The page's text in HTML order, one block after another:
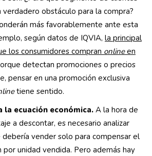
verdadero obstáculo para la compra?
más favorablemente ante esta
según datos de IQVIA, la principal
los consumidores compran onlineen
detectan promociones o precios
pensar en una promoción exclusiva
tiene sentido.
la ecuación económica. A la hora de
a descontar, es necesario analizar
debería vender solo para compensar el
por unidad vendida. Pero además hay